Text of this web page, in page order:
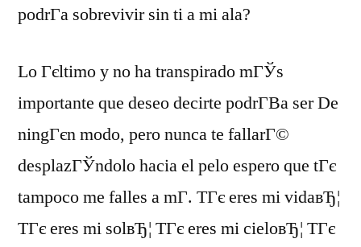
podrГ­a sobrevivir sin ti a mi ala?
Lo Гєltimo y no ha transpirado mГЎs
importante que deseo decirte podrГ­В­a ser De
ningГєn modo, pero nunca te fallarГ©
desplazГЎndolo hacia el pelo espero que tГє
tampoco me falles a mГ­. TГє eres mi vidaвЂ¦
TГє eres mi solвЂ¦ TГє eres mi cieloвЂ¦ TГє